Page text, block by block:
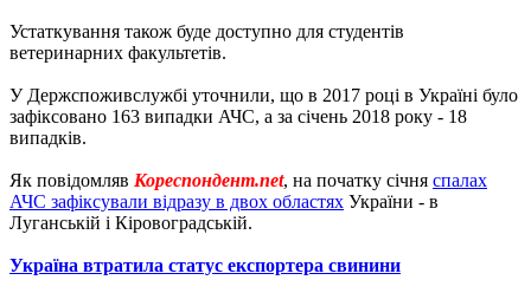
Устаткування також буде доступно для студентів
ветеринарних факультетів.
У Держспоживслужбі уточнили, що в 2017 році в Україні було
зафіксовано 163 випадки АЧС, а за січень 2018 року - 18
випадків.
Як повідомляв Кореспондент.net, на початку січня спалах
АЧС зафіксували відразу в двох областях України - в
Луганській і Кіровоградській.
Україна втратила статус експортера свинини